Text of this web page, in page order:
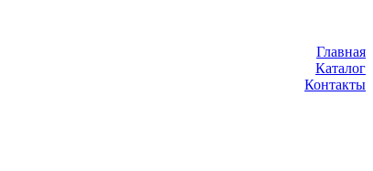
Главная
Каталог
Контакты